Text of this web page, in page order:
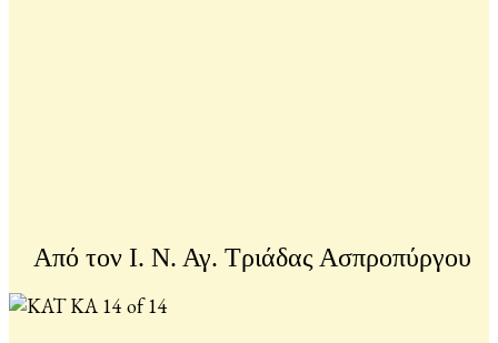
Από τον Ι. Ν. Αγ. Τριάδας Ασπροπύργου